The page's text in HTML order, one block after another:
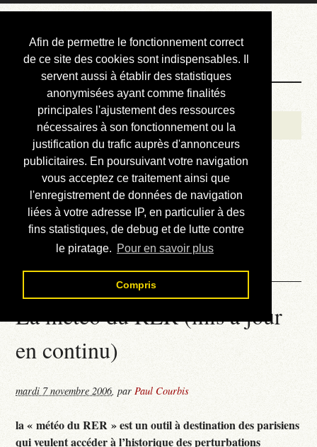
Afin de permettre le fonctionnement correct
de ce site des cookies sont indispensables. Il
servent aussi à établir des statistiques
anonymisées ayant comme finalités
principales l'ajustement des ressources
nécessaires à son fonctionnement ou la
justification du trafic auprès d'annonceurs
publicitaires. En poursuivant votre navigation
vous acceptez ce traitement ainsi que
l'enregistrement de données de navigation
liées à votre adresse IP, en particulier à des
fins statistiques, de debug et de lutte contre
le piratage. Pour en savoir plus
Compris
Courbis, « LE »
Blog Officiel
Bienvenue
Réalisations
Divers (et d’été)
Annonces
Liens externes
Téléchargement
Contact
La météo du RER (mis à jour
en continu)
mardi 7 novembre 2006,parPaul Courbis
la « météo du RER » est un outil à destination des parisiens
qui veulent accéder à l’historique des perturbations